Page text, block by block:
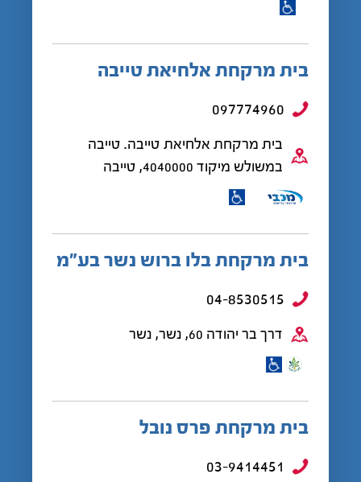
בית מרקחת אלחיאת טייבה
097774960
בית מרקחת אלחיאת טייבה. טייבה
במשולש מיקוד 4040000, טייבה
בית מרקחת בלו ברוש נשר בע"מ
04-8530515
דרך בר יהודה 60, נשר, נשר
בית מרקחת פרס נובל
03-9414451